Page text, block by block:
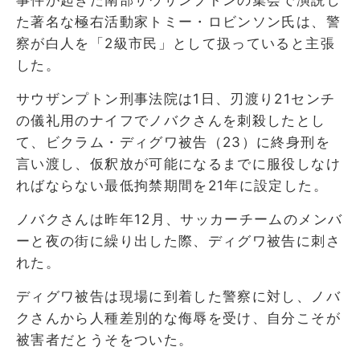
た著名な極右活動家トミー・ロビンソン氏は、警
察が白人を「2級市民」として扱っていると主張
した。
サウザンプトン刑事法院は1日、刃渡り21センチ
の儀礼用のナイフでノバクさんを刺殺したとし
て、ビクラム・ディグワ被告（23）に終身刑を
言い渡し、仮釈放が可能になるまでに服役しなけ
ればならない最低拘禁期間を21年に設定した。
ノバクさんは昨年12月、サッカーチームのメンバ
ーと夜の街に繰り出した際、ディグワ被告に刺さ
れた。
ディグワ被告は現場に到着した警察に対し、ノバ
クさんから人種差別的な侮辱を受け、自分こそが
被害者だとうそをついた。